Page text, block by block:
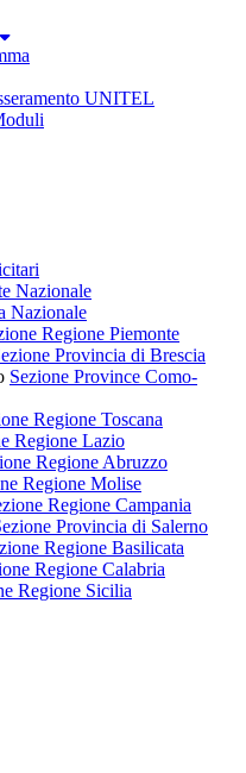
UNITEL
Nazionale
Nazionale
Regione Piemonte
Provincia di Brescia
Sezione Province Como-
Regione Toscana
Regione Lazio
Regione Abruzzo
Regione Molise
Regione Campania
Provincia di Salerno
Regione Basilicata
Regione Calabria
Regione Sicilia